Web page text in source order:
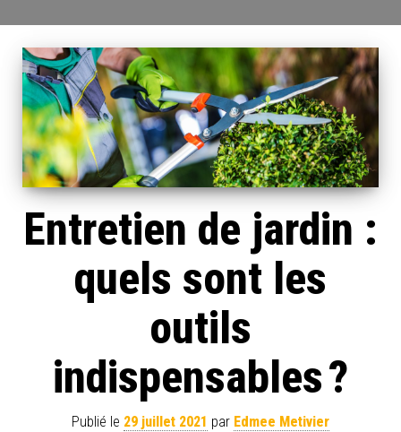
Entretien de jardin :
quels sont les
outils
indispensables ?
Publié le 29 juillet 2021 par Edmee Metivier